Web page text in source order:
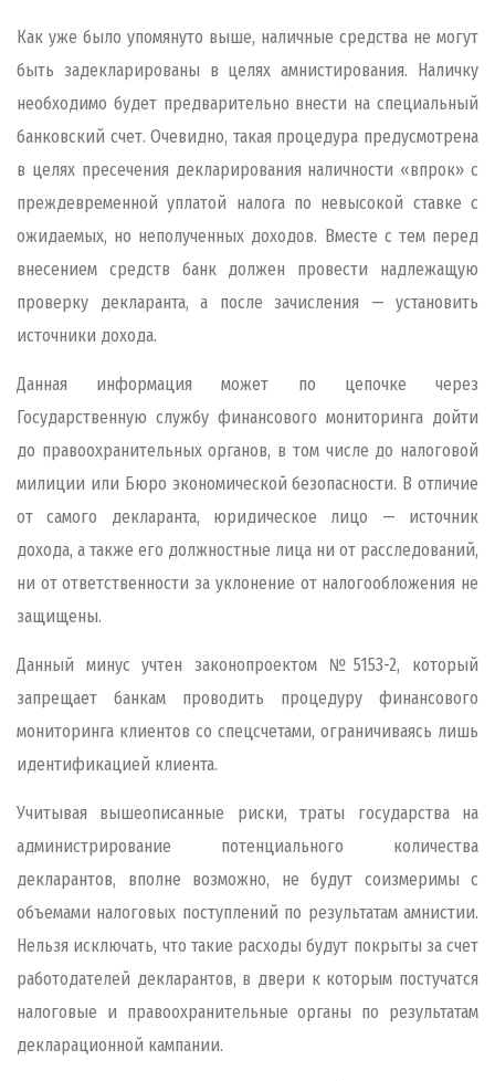
Как уже было упомянуто выше, наличные средства не могут
быть задекларированы в целях амнистирования. Наличку
необходимо будет предварительно внести на специальный
банковский счет. Очевидно, такая процедура предусмотрена
в целях пресечения декларирования наличности «впрок» с
преждевременной уплатой налога по невысокой ставке с
ожидаемых, но неполученных доходов. Вместе с тем перед
внесением средств банк должен провести надлежащую
проверку декларанта, а после зачисления — установить
источники дохода.
Данная информация может по цепочке через
Государственную службу финансового мониторинга дойти
до правоохранительных органов, в том числе до налоговой
милиции или Бюро экономической безопасности. В отличие
от самого декларанта, юридическое лицо — источник
дохода, а также его должностные лица ни от расследований,
ни от ответственности за уклонение от налогообложения не
защищены.
Данный минус учтен законопроектом №5153-2, который
запрещает банкам проводить процедуру финансового
мониторинга клиентов со спецсчетами, ограничиваясь лишь
идентификацией клиента.
Учитывая вышеописанные риски, траты государства на
администрирование потенциального количества
декларантов, вполне возможно, не будут соизмеримы с
объемами налоговых поступлений по результатам амнистии.
Нельзя исключать, что такие расходы будут покрыты за счет
работодателей декларантов, в двери к которым постучатся
налоговые и правоохранительные органы по результатам
декларационной кампании.